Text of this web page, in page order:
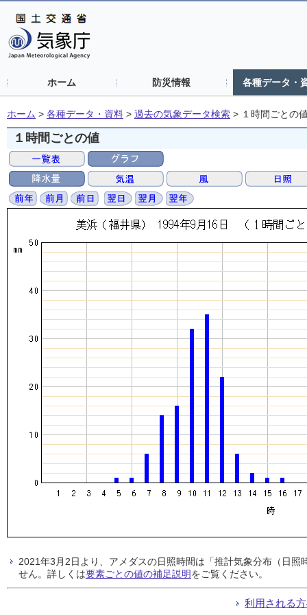
ホーム 防災情報 各種データ・
ホーム > 各種データ・資料 > 過去の気象データ検索 > １時間ごとの
１時間ごとの値
2021年3月2日より、アメダスの日照時間は「推計気象分布（日
せん。詳しくは要素ごとの値の補足説明をご覧ください。
利用される